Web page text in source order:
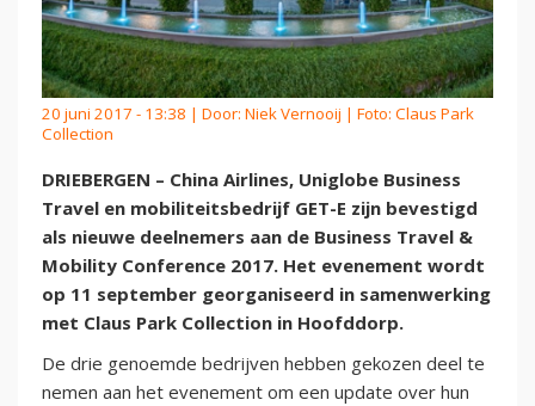
20 juni 2017 - 13:38 | Door: Niek Vernooij | Foto: Claus Park
Collection
DRIEBERGEN – China Airlines, Uniglobe Business
Travel en mobiliteitsbedrijf GET-E zijn bevestigd
als nieuwe deelnemers aan de Business Travel &
Mobility Conference 2017. Het evenement wordt
op 11 september georganiseerd in samenwerking
met Claus Park Collection in Hoofddorp.
De drie genoemde bedrijven hebben gekozen deel te
nemen aan het evenement om een update over hun